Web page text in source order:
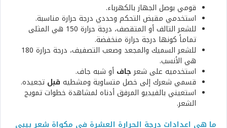
قومي بوصل الجهاز بالكهرباء.
استخدمي مقبض التحكم وحددي درجة حرارة مناسبة.
للشعر التالف أو المتقصف، درجة حرارة 150 هي المثلى
تماماً كونها درجة حرارة منخفضة.
للشعر السميك والمجعد وصعب التصفيف، درجة حرارة 180
هي الأنسب.
استخدميه على شعرجاف أو شبه جاف.
قسمي شعرك إلى خصل متساوية ومشطيه قبل تجعيده.
استعيني بالفيديو المرفق أدناه لمشاهدة خطوات تمويج
الشعر.
ما هي اعدادات درجة الحرارة العشرة في مكواة شعر بيبي